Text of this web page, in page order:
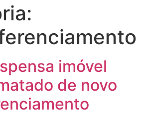
imóvel
de novo